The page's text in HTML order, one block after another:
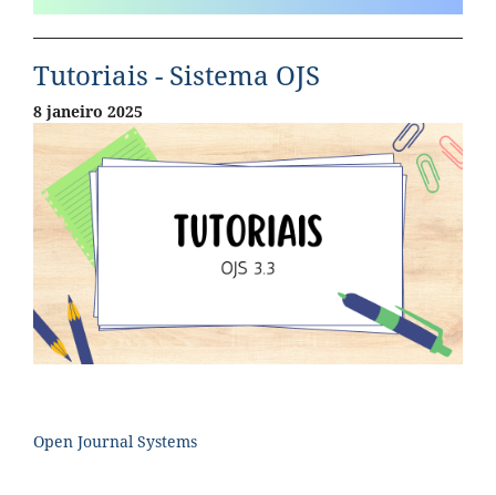
Tutoriais - Sistema OJS
8 janeiro 2025
Open Journal Systems